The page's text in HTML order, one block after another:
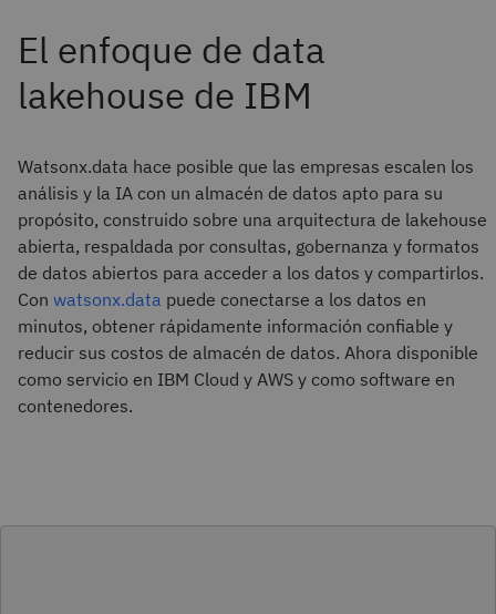
Watsonx.data hace posible que las empresas escalen los
análisis y la IA con un almacén de datos apto para su
propósito, construido sobre una arquitectura de lakehouse
abierta, respaldada por consultas, gobernanza y formatos
de datos abiertos para acceder a los datos y compartirlos.
Con watsonx.data puede conectarse a los datos en
minutos, obtener rápidamente información confiable y
reducir sus costos de almacén de datos. Ahora disponible
como servicio en IBM Cloud y AWS y como software en
contenedores.